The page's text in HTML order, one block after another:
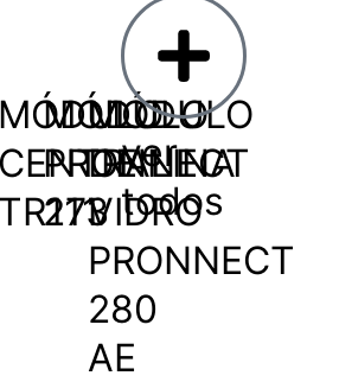
MÓDULO
PRONNECT
273
MÓDULO
DE
VIDRO
PRONNECT
280
AE
ver
todos